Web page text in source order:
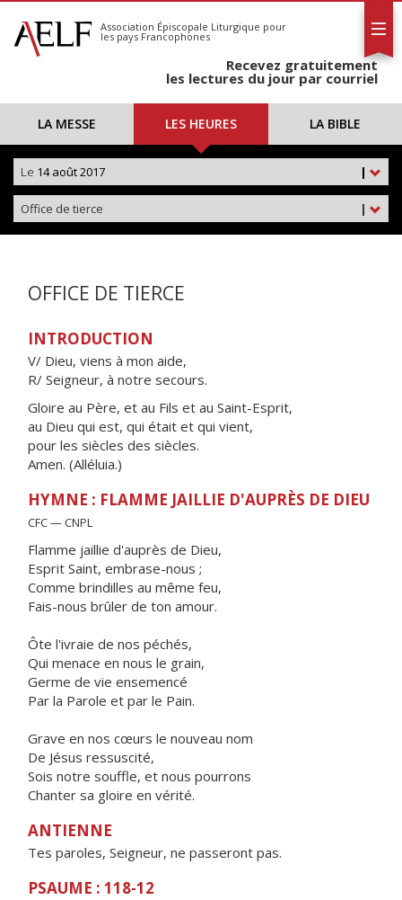
S'abonner
Calendrier
Association Épiscopale Liturgique pour
les pays Francophones
Recevez gratuitement
les lectures du jour par courriel
LA MESSE LES HEURES LA BIBLE
|
Le 14 août 2017
|
Office de tierce
OFFICE DE TIERCE
INTRODUCTION
V/ Dieu, viens à mon aide,
R/ Seigneur, à notre secours.
Gloire au Père, et au Fils et au Saint-Esprit,
au Dieu qui est, qui était et qui vient,
pour les siècles des siècles.
Amen. (Alléluia.)
HYMNE : FLAMME JAILLIE D'AUPRÈS DE DIEU
CFC — CNPL
Flamme jaillie d'auprès de Dieu,
Esprit Saint, embrase-nous ;
Comme brindilles au même feu,
Fais-nous brûler de ton amour.
Ôte l'ivraie de nos péchés,
Qui menace en nous le grain,
Germe de vie ensemencé
Par la Parole et par le Pain.
Grave en nos cœurs le nouveau nom
De Jésus ressuscité,
Sois notre souffle, et nous pourrons
Chanter sa gloire en vérité.
ANTIENNE
Tes paroles, Seigneur, ne passeront pas.
PSAUME : 118-12